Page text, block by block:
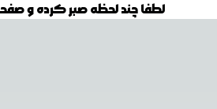
لطفا چند لحظه صبر کرده و